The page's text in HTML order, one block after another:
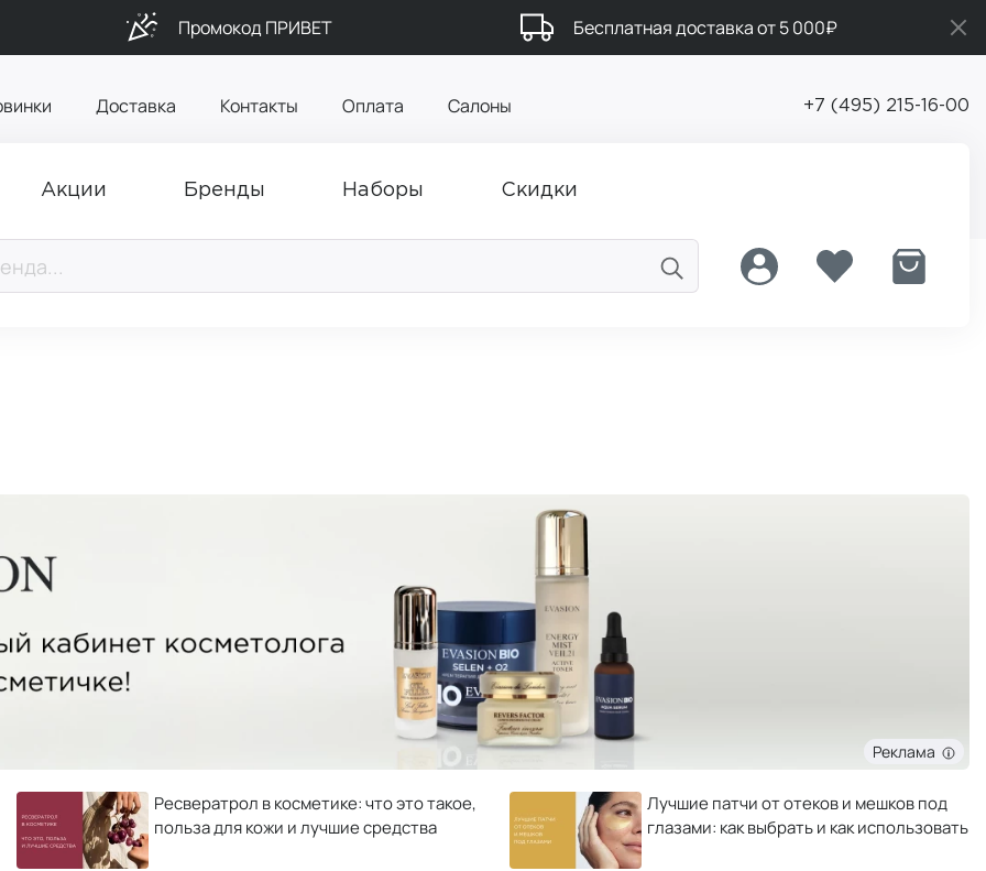
Промокод ПРИВЕТ Бесплатная доставка от 5 000₽
Доставка Контакты Оплата Салоны +7 (495) 215-16-00
Акции Бренды Наборы Скидки
Реклама
Ресвератрол в косметике: что это такое,
польза для кожи и лучшие средства
Лучшие патчи от отеков и мешков под
глазами: как выбрать и как использовать